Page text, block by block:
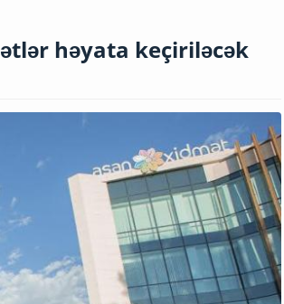
həyata keçiriləcək